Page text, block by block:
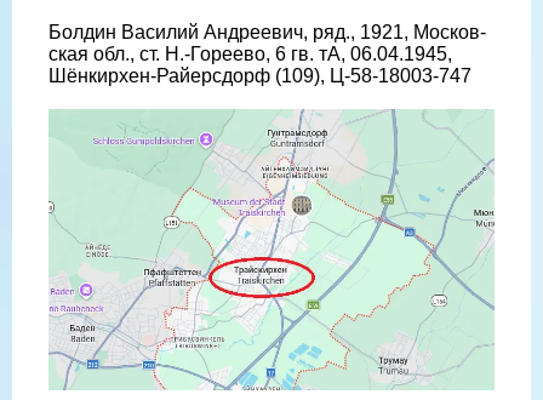
Болдин Василий Андреевич, ряд., 1921, Москов-
ская обл., ст. Н.-Гореево, 6 гв. тА, 06.04.1945,
Шёнкирхен-Райерсдорф (109), Ц-58-18003-747